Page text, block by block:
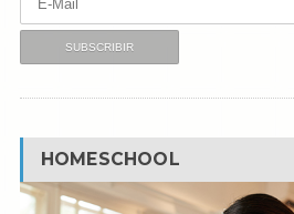
HOMESCHOOL